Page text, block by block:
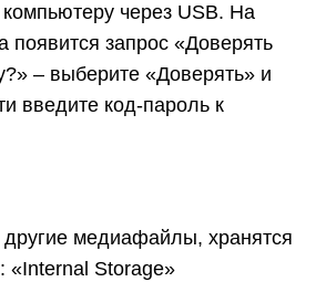
через USB. На
появится запрос «Доверять
– выберите «Доверять» и
введите код-пароль к
медиафайлы, хранятся
«Internal Storage»